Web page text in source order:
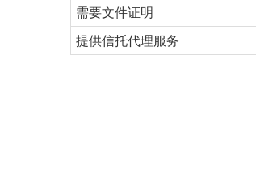
需要文件证明
提供信托代理服务